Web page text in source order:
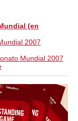
(en
2007
Mundial 2007